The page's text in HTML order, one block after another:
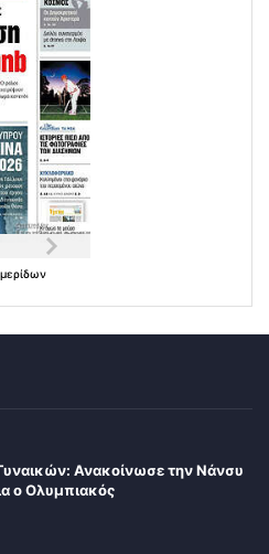
Ανακοίνωσε την Νάνσυ
ο Ολυμπιακός